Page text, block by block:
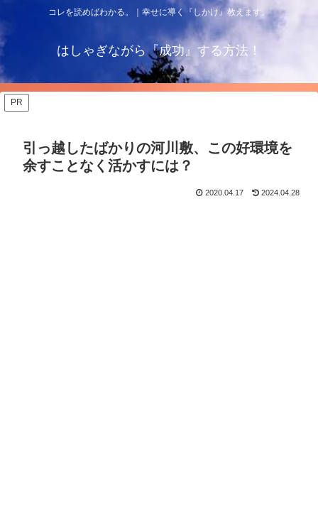
コレを読めばわかる。｜幸せに導く『しかけ』教えます。
はしゃぎながら『成功』する方法！
PR
引っ越したばかりの河川敷、この好環境を
余すことなく活かすには？
2020.04.17 2024.04.28